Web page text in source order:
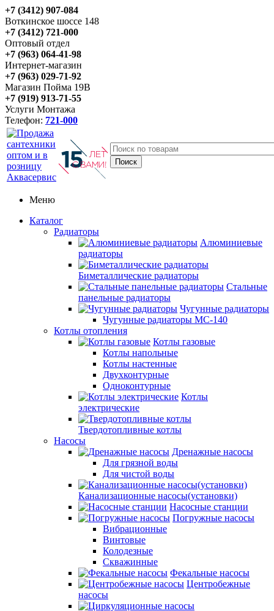
+7 (3412) 907-084
Воткинское шоссе 148
+7 (3412) 721-000
Оптовый отдел
+7 (963) 064-41-98
Интернет-магазин
+7 (963) 029-71-92
Магазин Пойма 19В
+7 (919) 913-71-55
Услуги Монтажа
Телефон: 721-000
Меню
Каталог
Радиаторы
Алюминиевые
радиаторы
Биметаллические радиаторы
Стальные
панельные радиаторы
Чугунные радиаторы
Чугунные радиаторы МС-140
Котлы отопления
Котлы газовые
Котлы напольные
Котлы настенные
Двухконтурные
Одноконтурные
Котлы
электрические
Твердотопливные котлы
Насосы
Дренажные насосы
Для грязной воды
Для чистой воды
Канализационные насосы(установки)
Насосные станции
Погружные насосы
Вибрационные
Винтовые
Колодезные
Скважинные
Фекальные насосы
Центробежные
насосы